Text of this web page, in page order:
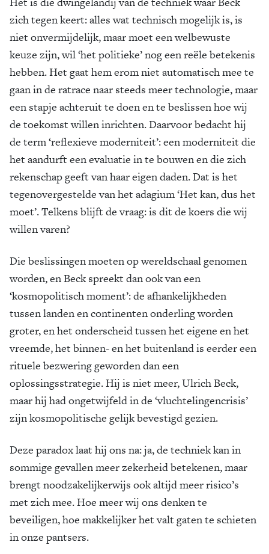
zich tegen keert: alles wat technisch mogelijk is, is
niet onvermijdelijk, maar moet een welbewuste
keuze zijn, wil ‘het politieke’ nog een reële betekenis
hebben. Het gaat hem erom niet automatisch mee te
gaan in de ratrace naar steeds meer technologie, maar
een stapje achteruit te doen en te beslissen hoe wij
de toekomst willen inrichten. Daarvoor bedacht hij
de term ‘reflexieve moderniteit’: een moderniteit die
het aandurft een evaluatie in te bouwen en die zich
rekenschap geeft van haar eigen daden. Dat is het
tegenovergestelde van het adagium ‘Het kan, dus het
moet’. Telkens blijft de vraag: is dit de koers die wij
willen varen?
Die beslissingen moeten op wereldschaal genomen
worden, en Beck spreekt dan ook van een
‘kosmopolitisch moment’: de afhankelijkheden
tussen landen en continenten onderling worden
groter, en het onderscheid tussen het eigene en het
vreemde, het binnen- en het buitenland is eerder een
rituele bezwering geworden dan een
oplossingsstrategie. Hij is niet meer, Ulrich Beck,
maar hij had ongetwijfeld in de ‘vluchtelingencrisis’
zijn kosmopolitische gelijk bevestigd gezien.
Deze paradox laat hij ons na: ja, de techniek kan in
sommige gevallen meer zekerheid betekenen, maar
brengt noodzakelijkerwijs ook altijd meer risico’s
met zich mee. Hoe meer wij ons denken te
beveiligen, hoe makkelijker het valt gaten te schieten
in onze pantsers.